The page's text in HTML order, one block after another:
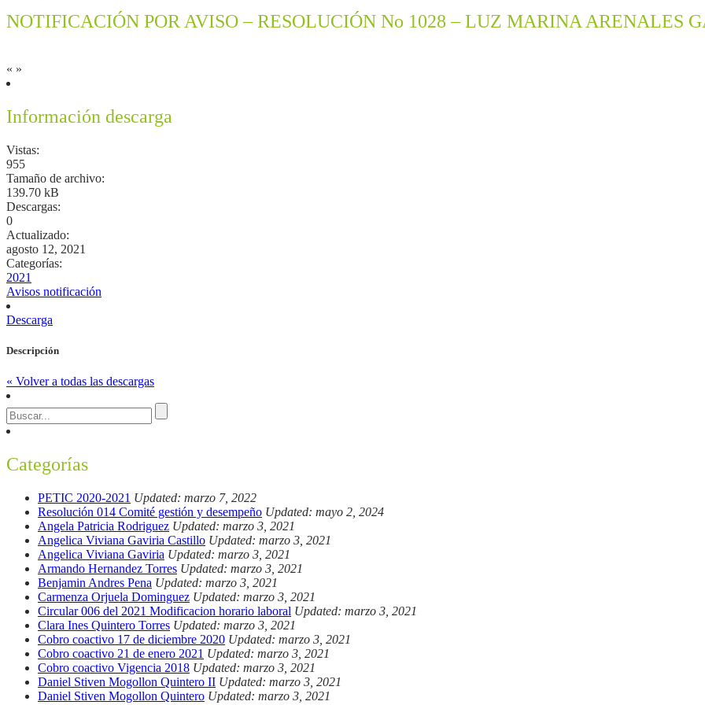
NOTIFICACIÓN POR AVISO – RESOLUCIÓN No 1028 – LUZ MARINA ARENALES
« »
Información descarga
Vistas:
955
Tamaño de archivo:
139.70 kB
Descargas:
0
Actualizado:
agosto 12, 2021
Categorías:
2021
Avisos notificación
Descarga
Descripción
« Volver a todas las descargas
Categorías
PETIC 2020-2021 Updated: marzo 7, 2022
Resolución 014 Comité gestión y desempeño Updated: mayo 2, 2024
Angela Patricia Rodriguez Updated: marzo 3, 2021
Angelica Viviana Gaviria Castillo Updated: marzo 3, 2021
Angelica Viviana Gaviria Updated: marzo 3, 2021
Armando Hernandez Torres Updated: marzo 3, 2021
Benjamin Andres Pena Updated: marzo 3, 2021
Carmenza Orjuela Dominguez Updated: marzo 3, 2021
Circular 006 del 2021 Modificacion horario laboral Updated: marzo 3, 2021
Clara Ines Quintero Torres Updated: marzo 3, 2021
Cobro coactivo 17 de diciembre 2020 Updated: marzo 3, 2021
Cobro coactivo 21 de enero 2021 Updated: marzo 3, 2021
Cobro coactivo Vigencia 2018 Updated: marzo 3, 2021
Daniel Stiven Mogollon Quintero II Updated: marzo 3, 2021
Daniel Stiven Mogollon Quintero Updated: marzo 3, 2021